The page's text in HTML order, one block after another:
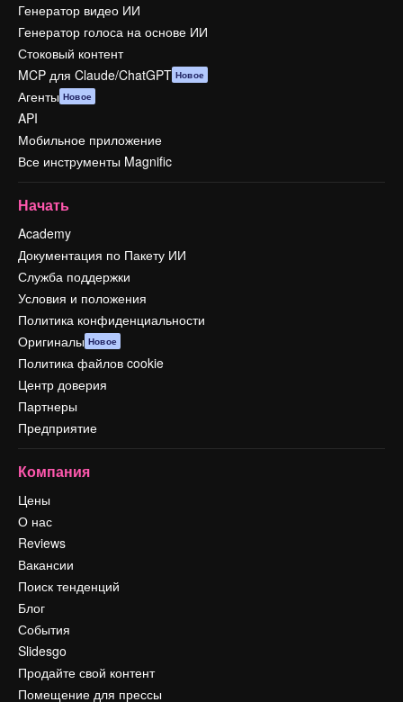
Генератор видео ИИ
Генератор голоса на основе ИИ
Стоковый контент
MCP для Claude/ChatGPT Новое
Агенты Новое
API
Мобильное приложение
Все инструменты Magnific
Начать
Academy
Документация по Пакету ИИ
Служба поддержки
Условия и положения
Политика конфиденциальности
Оригиналы Новое
Политика файлов cookie
Центр доверия
Партнеры
Предприятие
Компания
Цены
О нас
Reviews
Вакансии
Поиск тенденций
Блог
События
Slidesgo
Продайте свой контент
Помещение для прессы